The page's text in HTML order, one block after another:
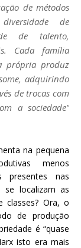
de métodos
de
de talento,
Cada família
própria produz
adquirindo
de trocas com
a sociedade”
na pequena
menos
presentes nas
se localizam as
classes? Ora, o
de produção
é “quase
isto era mais